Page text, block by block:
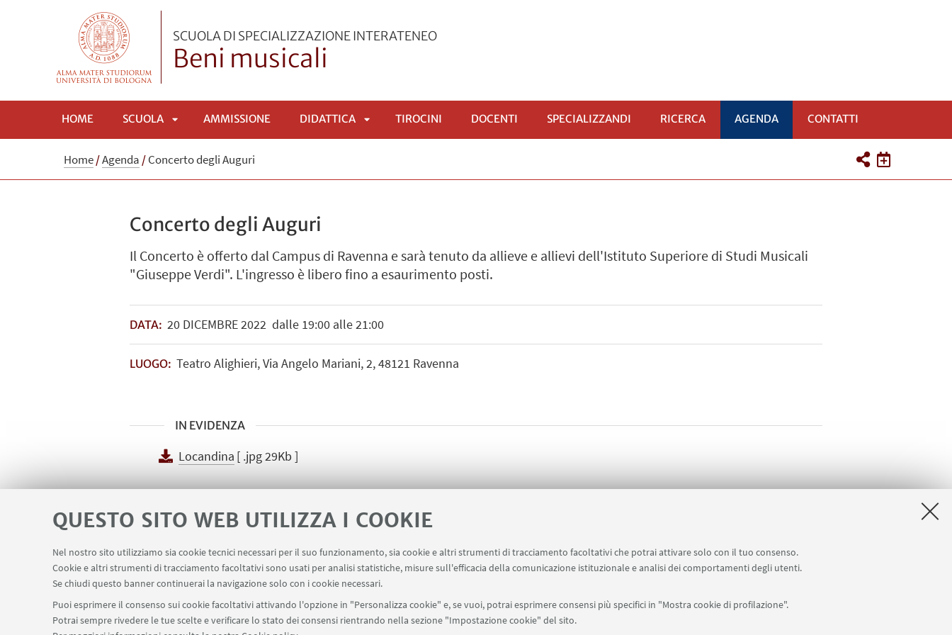
QUESTO SITO WEB UTILIZZA I COOKIE
Nel nostro sito utilizziamo sia cookie tecnici necessari per il suo funzionamento, sia cookie e altri strumenti di tracciamento facoltativi che potrai attivare solo con il tuo consenso.
Cookie e altri strumenti di tracciamento facoltativi sono usati per analisi statistiche, misure sull'efficacia della comunicazione istituzionale e analisi dei comportamenti degli utenti.
Se chiudi questo banner continuerai la navigazione solo con i cookie necessari.
Puoi esprimere il consenso sui cookie facoltativi attivando l'opzione in "Personalizza cookie" e, se vuoi, potrai esprimere consensi più specifici in "Mostra cookie di profilazione".
Potrai sempre rivedere le tue scelte e verificare lo stato dei consensi rientrando nella sezione "Impostazione cookie" del sito.
SCUOLA DI SPECIALIZZAZIONE INTERATENEO
Beni musicali
HOME SCUOLA
APRI
AMMISSIONE DIDATTICA TIROCINI DOCENTI SPECIALIZZANDI RICERCA AGENDA CONTATTI
Home/Agenda /Concerto degli Auguri
Concerto degli Auguri
Il Concerto è offerto dal Campus di Ravenna e sarà tenuto da allieve e allievi dell'Istituto Superiore di Studi Musicali
"Giuseppe Verdi". L'ingresso è libero fino a esaurimento posti.
DATA: 20DICEMBRE2022 dalle 19:00 alle 21:00
LUOGO: Teatro Alighieri, Via Angelo Mariani, 2, 48121 Ravenna
IN EVIDENZA
Locandina [ .jpg 29Kb ]